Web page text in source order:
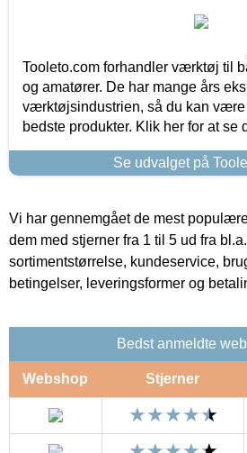
Tooleto.com forhandler værktøj til
og amatører. De har mange års
værktøjsindustrien, så du kan være
bedste produkter. Klik her for at se
Se udvalget på
Vi har gennemgået de mest
dem med stjerner fra 1 til 5 ud fra
sortimentstørrelse, kundeservice,
betingelser, leveringsformer og
Bedst anmeldte
Webshop Stjerner